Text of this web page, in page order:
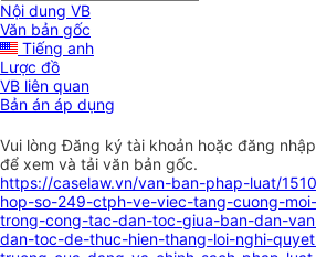
Nội dung VB
Văn bản gốc
Tiếng anh
Lược đồ
VB liên quan
Bản án áp dụng
Vui lòngĐăng ký tài khoản hoặc đăng nhập
để xem và tải văn bản gốc.
https://caselaw.vn/van-ban-phap-luat/
hop-so-249-ctph-ve-viec-tang-cuong-
trong-cong-tac-dan-toc-giua-ban-dan-
dan-toc-de-thuc-hien-thang-loi-nghi-